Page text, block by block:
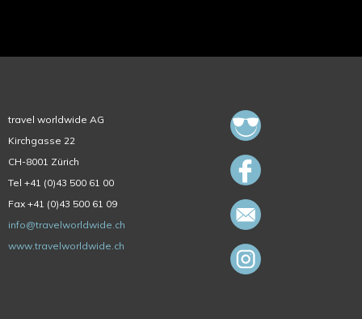
travel worldwide AG
Kirchgasse 22
CH-8001 Zürich
Tel +41 (0)43 500 61 00
Fax +41 (0)43 500 61 09
info@travelworldwide.ch
www.travelworldwide.ch